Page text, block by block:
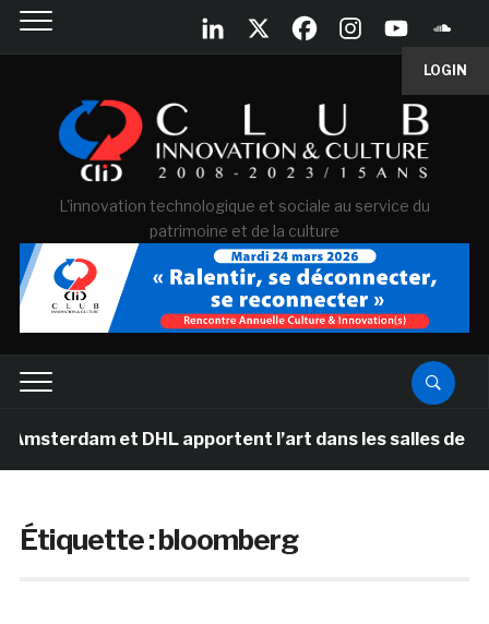
LOGIN
L'innovation technologique et sociale au service du
patrimoine et de la culture
et DHL apportent l’art dans les salles de classe des
Étiquette :bloomberg